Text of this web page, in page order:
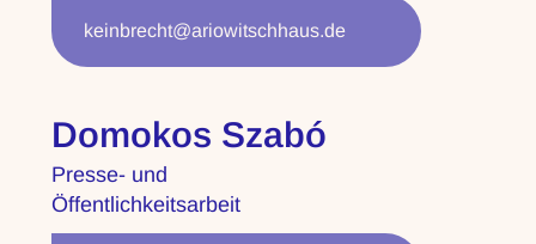
keinbrecht@ariowitschhaus.de
Domokos Szabó
Presse- und
Öffentlichkeitsarbeit